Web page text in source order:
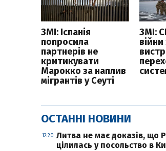
ЗМІ: Іспанія
попросила
партнерів не
критикувати
Марокко за наплив
мігрантів у Сеуті
ЗМІ:
ОСТАННІ НОВИНИ
12:20 Литва не має доказів, що
цілилась у посольство в